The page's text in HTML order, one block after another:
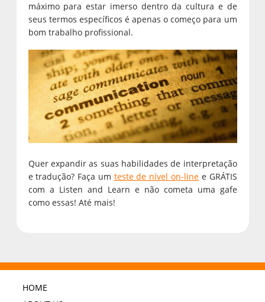
máximo para estar imerso dentro da cultura e de
seus termos específicos é apenas o começo para um
bom trabalho profissional.
Quer expandir as suas habilidades de interpretação
e tradução? Faça um teste de nível on-linee GRÁTIS
com a Listen and Learn e não cometa uma gafe
como essas! Até mais!
HOME